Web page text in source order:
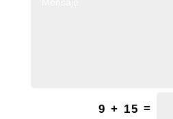
9 + 15 =